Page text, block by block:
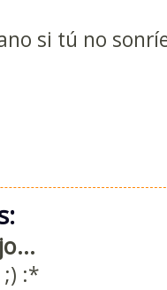
si tú no
;) :*